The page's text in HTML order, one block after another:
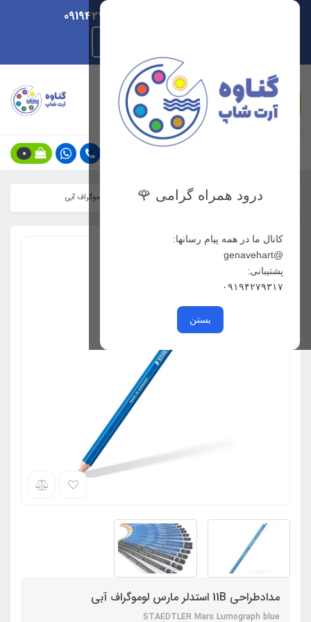
درود همراه گرامی 🌹
کانال ما در همه پیام رسانها:
@genavehart
پشتیبانی:
۰۹۱۹۴۲۷۹۳۱۷
بستن
جستجو
0
فهرست محصولات مدادطراحی 11B استدلر مارس لوموگراف آبی
مدادطراحی 11B استدلر مارس لوموگراف آبی
STAEDTLER Mars Lumograph blue